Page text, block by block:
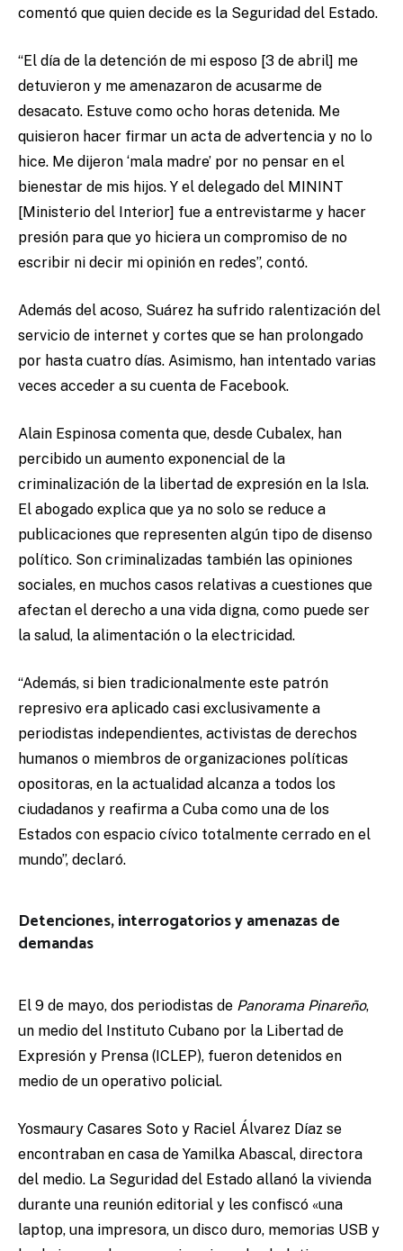
comentó que quien decide es la Seguridad del Estado.
“El día de la detención de mi esposo [3 de abril] me
detuvieron y me amenazaron de acusarme de
desacato. Estuve como ocho horas detenida. Me
quisieron hacer firmar un acta de advertencia y no lo
hice. Me dijeron ‘mala madre’ por no pensar en el
bienestar de mis hijos. Y el delegado del MININT
[Ministerio del Interior] fue a entrevistarme y hacer
presión para que yo hiciera un compromiso de no
escribir ni decir mi opinión en redes”, contó.
Además del acoso, Suárez ha sufrido ralentización del
servicio de internet y cortes que se han prolongado
por hasta cuatro días. Asimismo, han intentado varias
veces acceder a su cuenta de Facebook.
Alain Espinosa comenta que, desde Cubalex, han
percibido un aumento exponencial de la
criminalización de la libertad de expresión en la Isla.
El abogado explica que ya no solo se reduce a
publicaciones que representen algún tipo de disenso
político. Son criminalizadas también las opiniones
sociales, en muchos casos relativas a cuestiones que
afectan el derecho a una vida digna, como puede ser
la salud, la alimentación o la electricidad.
“Además, si bien tradicionalmente este patrón
represivo era aplicado casi exclusivamente a
periodistas independientes, activistas de derechos
humanos o miembros de organizaciones políticas
opositoras, en la actualidad alcanza a todos los
ciudadanos y reafirma a Cuba como una de los
Estados con espacio cívico totalmente cerrado en el
mundo”, declaró.
Detenciones, interrogatorios y amenazas de
demandas
El 9 de mayo, dos periodistas de Panorama Pinareño,
un medio del Instituto Cubano por la Libertad de
Expresión y Prensa (ICLEP), fueron detenidos en
medio de un operativo policial.
Yosmaury Casares Soto y Raciel Álvarez Díaz se
encontraban en casa de Yamilka Abascal, directora
del medio. La Seguridad del Estado allanó la vivienda
durante una reunión editorial y les confiscó «una
laptop, una impresora, un disco duro, memorias USB y